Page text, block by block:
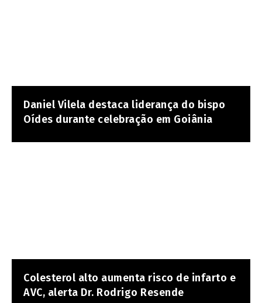
Daniel Vilela destaca liderança do bispo
Oídes durante celebração em Goiânia
Colesterol alto aumenta risco de infarto e
AVC, alerta Dr. Rodrigo Resende